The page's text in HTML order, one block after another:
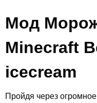
Мод
Minecraft
icecream
Пройдя через